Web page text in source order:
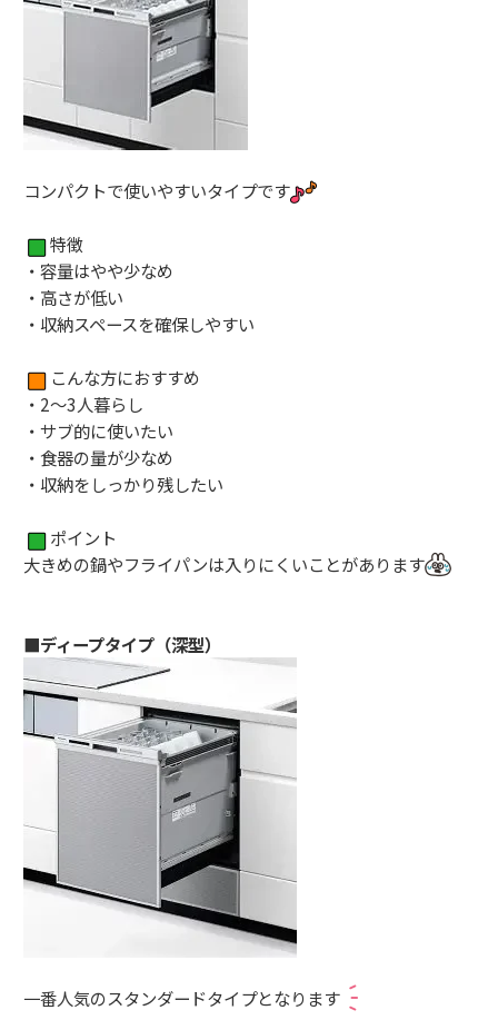
コンパクトで使いやすいタイプです
特徴
・容量はやや少なめ
・高さが低い
・収納スペースを確保しやすい
こんな方におすすめ
・2〜3人暮らし
・サブ的に使いたい
・食器の量が少なめ
・収納をしっかり残したい
ポイント
大きめの鍋やフライパンは入りにくいことがあります
■ディープタイプ（深型）
一番人気のスタンダードタイプとなります